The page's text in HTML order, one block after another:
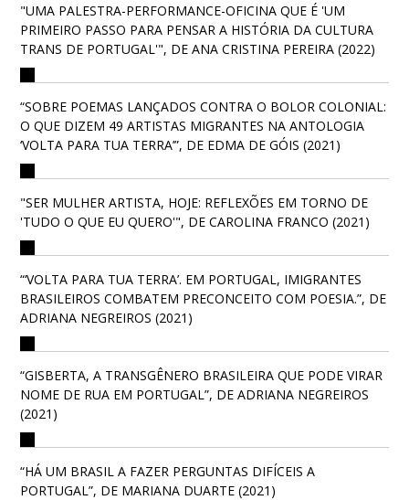
"UMA PALESTRA-PERFORMANCE-OFICINA QUE É 'UM
PRIMEIRO PASSO PARA PENSAR A HISTÓRIA DA CULTURA
TRANS DE PORTUGAL'", DE ANA CRISTINA PEREIRA (2022)
“SOBRE POEMAS LANÇADOS CONTRA O BOLOR COLONIAL:
O QUE DIZEM 49 ARTISTAS MIGRANTES NA ANTOLOGIA
‘VOLTA PARA TUA TERRA’”, DE EDMA DE GÓIS (2021)
"SER MULHER ARTISTA, HOJE: REFLEXÕES EM TORNO DE
'TUDO O QUE EU QUERO'", DE CAROLINA FRANCO (2021)
“‘VOLTA PARA TUA TERRA’. EM PORTUGAL, IMIGRANTES
BRASILEIROS COMBATEM PRECONCEITO COM POESIA.”, DE
ADRIANA NEGREIROS (2021)
“GISBERTA, A TRANSGÊNERO BRASILEIRA QUE PODE VIRAR
NOME DE RUA EM PORTUGAL”, DE ADRIANA NEGREIROS
(2021)
“HÁ UM BRASIL A FAZER PERGUNTAS DIFÍCEIS A
PORTUGAL”, DE MARIANA DUARTE (2021)